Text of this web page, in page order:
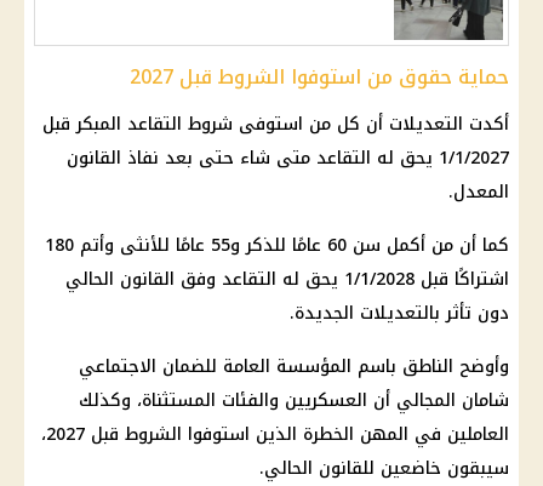
حماية حقوق من استوفوا الشروط قبل 2027
أكدت التعديلات أن كل من استوفى شروط التقاعد المبكر قبل
1/1/2027 يحق له التقاعد متى شاء حتى بعد نفاذ القانون
المعدل.
كما أن من أكمل سن 60 عامًا للذكر و55 عامًا للأنثى وأتم 180
اشتراكًا قبل 1/1/2028 يحق له التقاعد وفق القانون الحالي
دون تأثر بالتعديلات الجديدة.
وأوضح الناطق باسم المؤسسة العامة للضمان الاجتماعي
شامان المجالي أن العسكريين والفئات المستثناة، وكذلك
العاملين في المهن الخطرة الذين استوفوا الشروط قبل 2027،
سيبقون خاضعين للقانون الحالي.